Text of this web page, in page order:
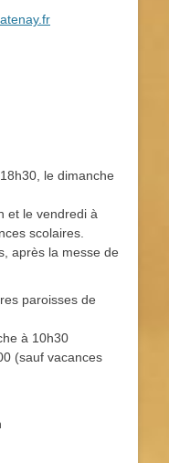
le dimanche
et le vendredi à
scolaires.
après la messe de
paroisses de
à 10h30
(sauf vacances